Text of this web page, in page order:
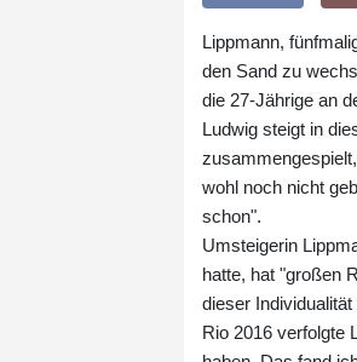
Lippmann,
den Sand zu
die 27-Jährige an
Ludwig steigt in
wohl noch nicht
schon".
Umsteigerin
hatte, hat "großen
dieser
Rio 2016 verfolgte